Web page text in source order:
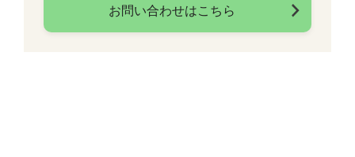
お問い合わせはこちら